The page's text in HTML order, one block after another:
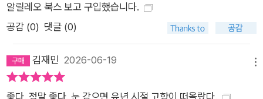
알릴레오 북스 보고 구입했습니다.
공감 (0) 댓글 (0)
김재민 2026-06-19
좋다. 정말 좋다. 눈 감으면 유년 시절 고향이 떠올랐다.